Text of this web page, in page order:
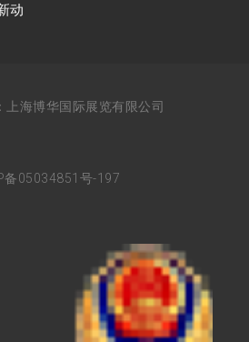
动
上海博华国际展览有限公司
备05034851号-197